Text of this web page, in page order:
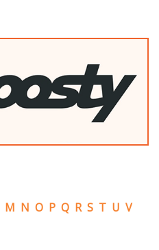
M N O P Q R S T U V